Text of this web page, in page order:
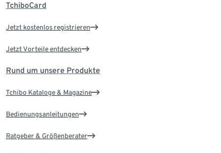
TchiboCard
Jetzt kostenlos registrieren
Jetzt Vorteile entdecken
Rund um unsere Produkte
Tchibo Kataloge & Magazine
Bedienungsanleitungen
Ratgeber & Größenberater